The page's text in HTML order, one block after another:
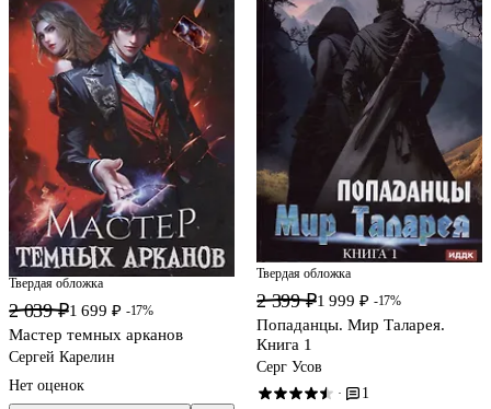
Твердая обложка
2 039 ₽1 699 ₽ -17%
Мастер темных арканов
Сергей Карелин
Нет оценок
Твердая обложка
2 399 ₽1 999 ₽ -17%
Попаданцы. Мир Таларея.
Книга 1
Серг Усов
· 1